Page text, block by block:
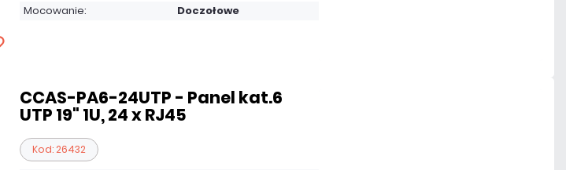
Mocowanie:
Doczołowe
CCAS-PA6-24UTP - Panel kat.6
UTP 19" 1U, 24 x RJ45
Kod: 26432